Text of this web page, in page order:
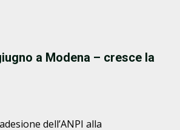
a Modena – cresce la
dell’ANPI alla